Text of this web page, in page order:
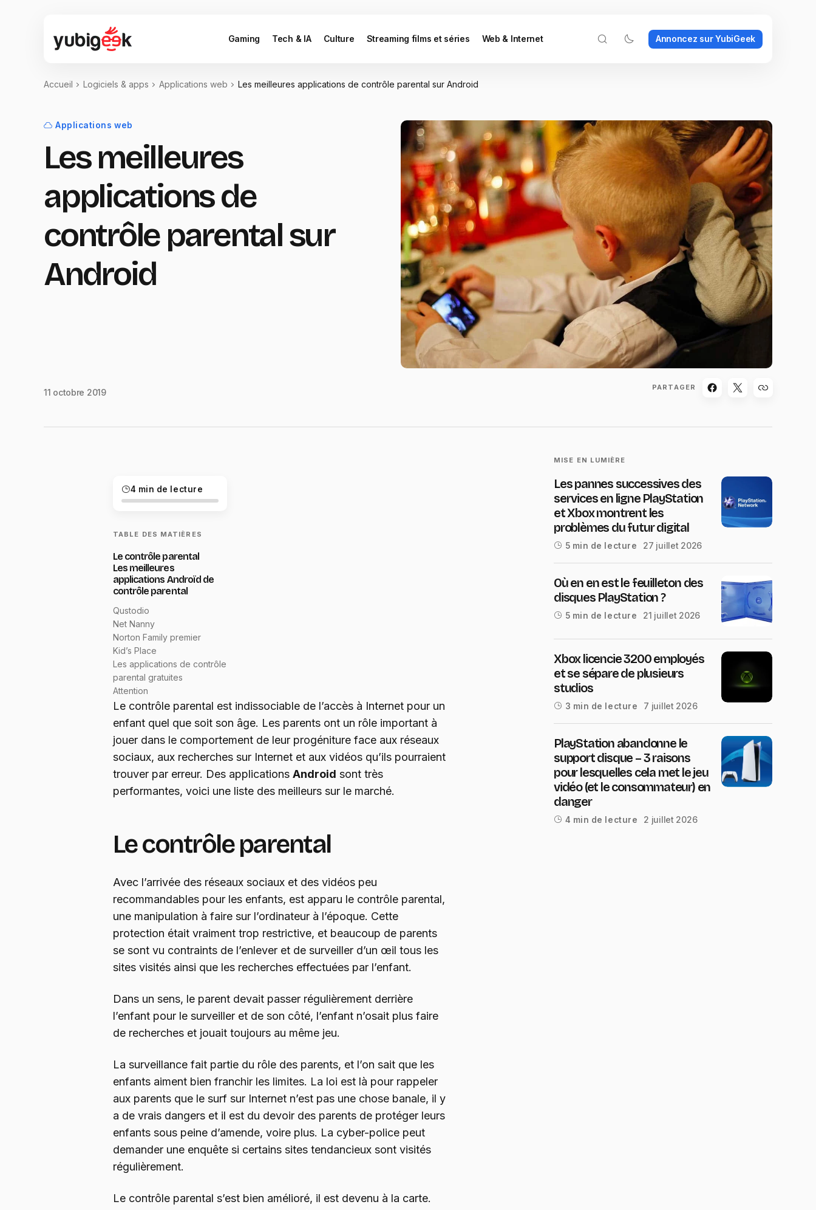
Gaming Tech & IA Culture Streaming films et séries Web & Internet Annoncez sur YubiGeek
Accueil Logiciels & apps Applications web Les meilleures applications de contrôle parental sur Android
Applications web
Les meilleures
applications de
contrôle parental sur
Android
11 octobre 2019 PARTAGER
4 min de lecture
TABLE DES MATIÈRES
Le contrôle parental
Les meilleures
applications Androïd de
contrôle parental
Qustodio
Net Nanny
Norton Family premier
Kid’s Place
Les applications de contrôle
parental gratuites
Attention
Le contrôle parental est indissociable de l’accès à Internet pour un
enfant quel que soit son âge. Les parents ont un rôle important à
jouer dans le comportement de leur progéniture face aux réseaux
sociaux, aux recherches sur Internet et aux vidéos qu’ils pourraient
trouver par erreur. Des applications Android sont très
performantes, voici une liste des meilleurs sur le marché.
Le contrôle parental
Avec l’arrivée des réseaux sociaux et des vidéos peu
recommandables pour les enfants, est apparu le contrôle parental,
une manipulation à faire sur l’ordinateur à l’époque. Cette
protection était vraiment trop restrictive, et beaucoup de parents
se sont vu contraints de l’enlever et de surveiller d’un œil tous les
sites visités ainsi que les recherches effectuées par l’enfant.
Dans un sens, le parent devait passer régulièrement derrière
l’enfant pour le surveiller et de son côté, l’enfant n’osait plus faire
de recherches et jouait toujours au même jeu.
La surveillance fait partie du rôle des parents, et l’on sait que les
enfants aiment bien franchir les limites. La loi est là pour rappeler
aux parents que le surf sur Internet n’est pas une chose banale, il y
a de vrais dangers et il est du devoir des parents de protéger leurs
enfants sous peine d’amende, voire plus. La cyber-police peut
demander une enquête si certains sites tendancieux sont visités
régulièrement.
Le contrôle parental s’est bien amélioré, il est devenu à la carte.
MISE EN LUMIÈRE
Les pannes successives des
services en ligne PlayStation
et Xbox montrent les
problèmes du futur digital
5 min de lecture 27 juillet 2026
Où en en est le feuilleton des
disques PlayStation ?
5 min de lecture 21 juillet 2026
Xbox licencie 3200 employés
et se sépare de plusieurs
studios
3 min de lecture 7 juillet 2026
PlayStation abandonne le
support disque – 3 raisons
pour lesquelles cela met le jeu
vidéo (et le consommateur) en
danger
4 min de lecture 2 juillet 2026